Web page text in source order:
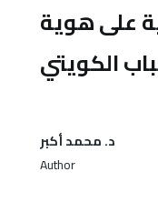
على هوية
الكويتي
د. محمد أكبر
Author